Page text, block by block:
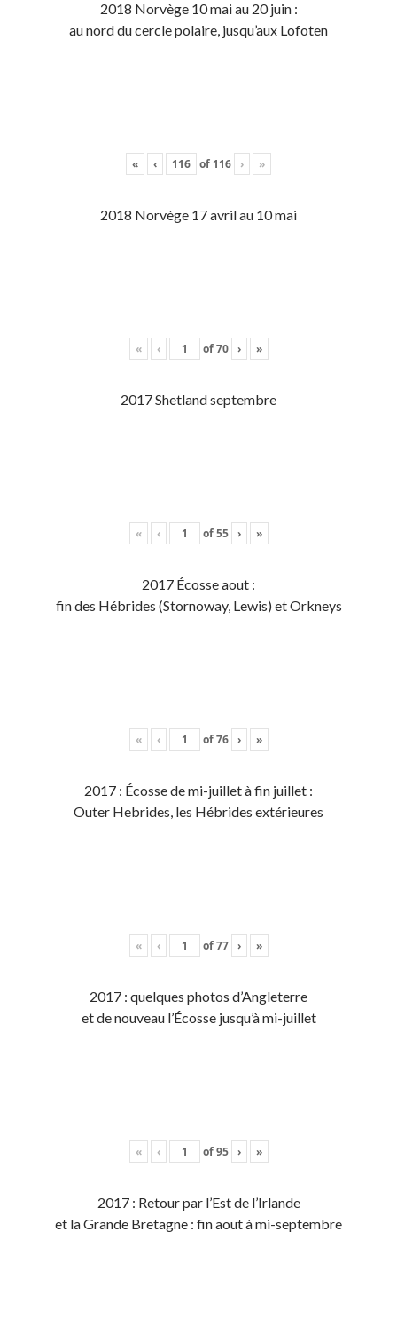
2018 Norvège 10 mai au 20 juin :
au nord du cercle polaire, jusqu’aux Lofoten
« ‹ of 116 › »
2018 Norvège 17 avril au 10 mai
« ‹ of70 › »
2017 Shetland septembre
« ‹ of55 › »
2017 Écosse aout :
fin des Hébrides (Stornoway, Lewis) et Orkneys
« ‹ of76 › »
2017 : Écosse de mi-juillet à fin juillet :
Outer Hebrides, les Hébrides extérieures
« ‹ of77 › »
2017 : quelques photos d’Angleterre
et de nouveau l’Écosse jusqu’à mi-juillet
« ‹ of95 › »
2017 : Retour par l’Est de l’Irlande
et la Grande Bretagne : fin aout à mi-septembre